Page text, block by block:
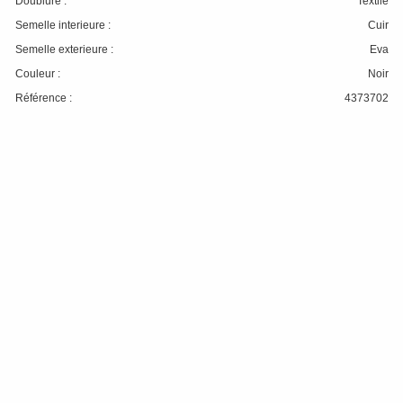
Semelle interieure :
Cuir
Semelle exterieure :
Eva
Couleur :
Noir
Référence :
4373702